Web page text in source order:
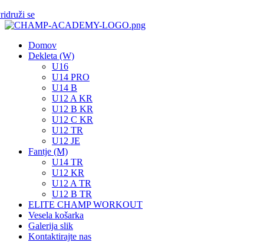
se
Domov
Dekleta (W)
U16
U14 PRO
U14 B
U12 A KR
U12 B KR
U12 C KR
U12 TR
U12 JE
Fantje (M)
U14 TR
U12 KR
U12 A TR
U12 B TR
ELITE CHAMP WORKOUT
Vesela košarka
Galerija slik
Kontaktirajte nas